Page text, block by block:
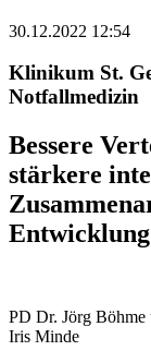
30.12.2022 12:54
Klinikum St.
Notfallmedizin
Bessere
stärkere
Entwicklung
PD Dr. Jörg Böhme
Iris Minde